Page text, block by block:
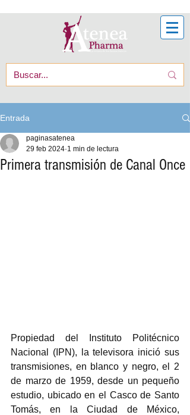
Entrada
Primera transmisión de Canal Once
paginasatenea
29 feb 2024 1 min de lectura
Propiedad del Instituto Politécnico
Nacional (IPN), la televisora inició sus
transmisiones, en blanco y negro, el 2
de marzo de 1959, desde un pequeño
estudio, ubicado en el Casco de Santo
Tomás, en la Ciudad de México,